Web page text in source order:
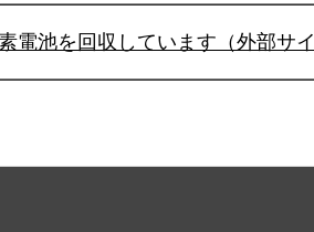
池を回収しています（外部サ